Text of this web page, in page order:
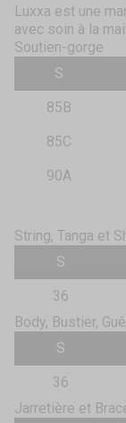
Luxxa est une
avec soin à la
Soutien-gorge
S
85B
85C
90A
String, Tanga et
S
36
Body, Bustier,
S
36
Jarretière et